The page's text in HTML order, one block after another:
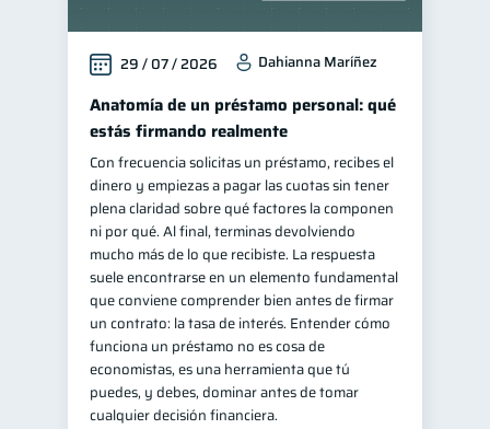
Bienestar financiero 22
Finanzas para mujeres 20
Seguridad financiera 13
Salud financiera 12
Productos financieros 11
Organización Financiera 10
Deudas
Entidad financiera 8
Préstamos Ahorro
Consejos 6
Tarjeta de crédito
Ciberseguridad 5
29 / 07 / 2026 Dahianna Maríñez
Anatomía de un préstamo personal: qué
estás firmando realmente
Con frecuencia solicitas un préstamo, recibes el
dinero y empiezas a pagar las cuotas sin tener
plena claridad sobre qué factores la componen
ni por qué. Al final, terminas devolviendo
mucho más de lo que recibiste. La respuesta
suele encontrarse en un elemento fundamental
que conviene comprender bien antes de firmar
un contrato: la tasa de interés. Entender cómo
funciona un préstamo no es cosa de
economistas, es una herramienta que tú
puedes, y debes, dominar antes de tomar
cualquier decisión financiera.